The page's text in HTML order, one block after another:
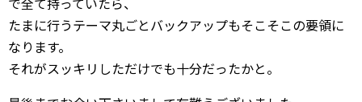
たまに行うテーマ丸ごとバックアップもそこそこの要領に
なります。
それがスッキリしただけでも十分だったかと。